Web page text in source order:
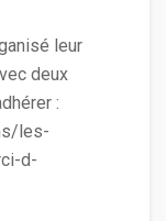
leur
deux
:
les-
d-